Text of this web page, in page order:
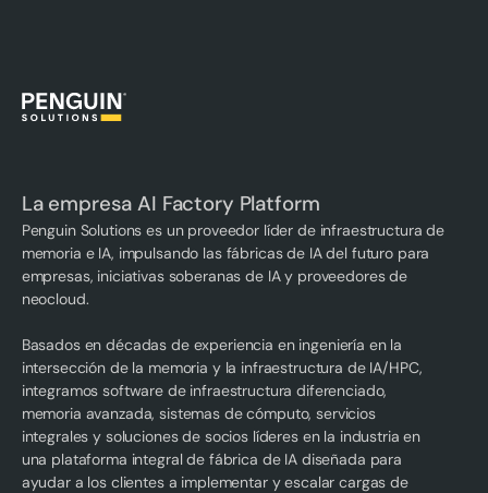
La empresa AI Factory Platform
Penguin Solutions es un proveedor líder de infraestructura de
memoria e IA, impulsando las fábricas de IA del futuro para
empresas, iniciativas soberanas de IA y proveedores de
neocloud.
Basados en décadas de experiencia en ingeniería en la
intersección de la memoria y la infraestructura de IA/HPC,
integramos software de infraestructura diferenciado,
memoria avanzada, sistemas de cómputo, servicios
integrales y soluciones de socios líderes en la industria en
una plataforma integral de fábrica de IA diseñada para
ayudar a los clientes a implementar y escalar cargas de